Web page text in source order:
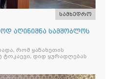
სამხედრო
აღინიშნა სამშობლოს
რომ ყაზახეთის
ტოკაევი, დიდ ყურადღებას